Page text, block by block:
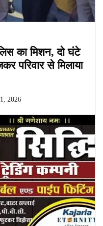
का मिशन, दो घंटे
परिवार से मिलाया
2026